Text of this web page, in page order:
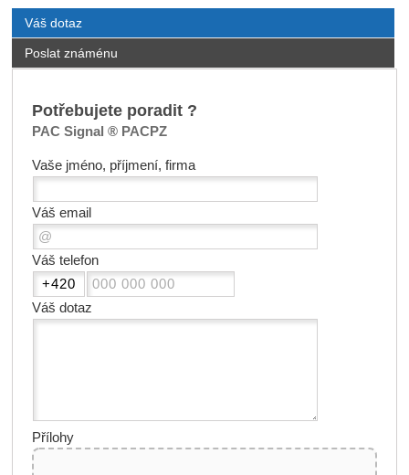
Váš dotaz
Poslat známénu
Potřebujete poradit ?
PAC Signal ® PACPZ
Vaše jméno, příjmení, firma
Váš email
Váš telefon
Váš dotaz
Přílohy